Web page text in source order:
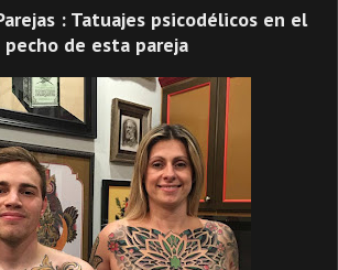
: Tatuajes psicodélicos en el
pecho de esta pareja